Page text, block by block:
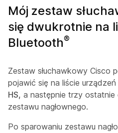
Mój zestaw
się dwukrotnie na
Bluetooth®
Zestaw słuchawkowy Cisco
pojawić się na liście
HS, a następnie trzy ostatnie
zestawu nagłownego.
Po sparowaniu zestawu